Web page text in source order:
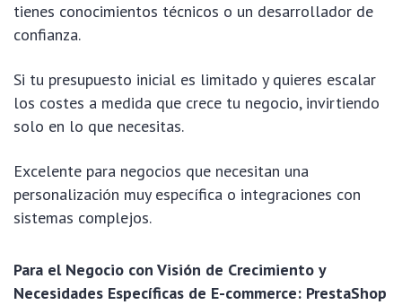
tienes conocimientos técnicos o un desarrollador de
confianza.
Si tu presupuesto inicial es limitado y quieres escalar
los costes a medida que crece tu negocio, invirtiendo
solo en lo que necesitas.
Excelente para negocios que necesitan una
personalización muy específica o integraciones con
sistemas complejos.
Para el Negocio con Visión de Crecimiento y
Necesidades Específicas de E-commerce: PrestaShop